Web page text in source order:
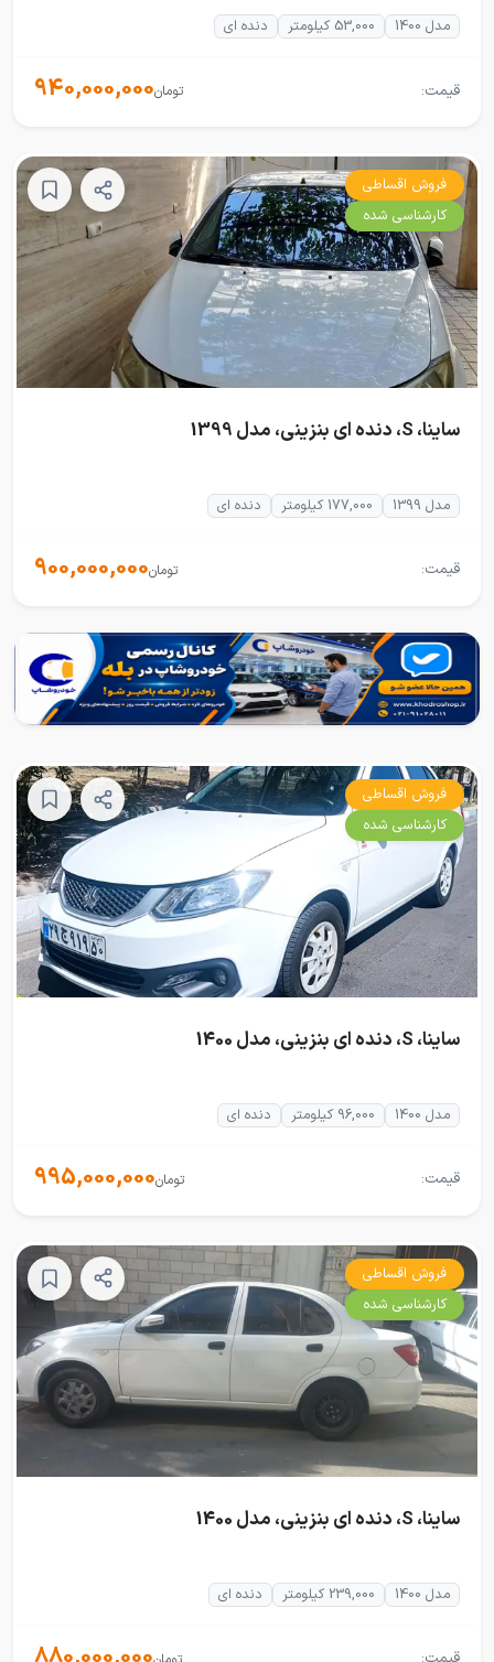
مدل 1400 53,000 کیلومتر دنده ای
قیمت: 940,000,000تومان
فروش اقساطی
کارشناسی شده
ساینا، S، دنده ای بنزینی، مدل 1399
مدل 1399 177,000 کیلومتر دنده ای
قیمت: 900,000,000تومان
فروش اقساطی
کارشناسی شده
ساینا، S، دنده ای بنزینی، مدل 1400
مدل 1400 96,000 کیلومتر دنده ای
قیمت: 995,000,000تومان
فروش اقساطی
کارشناسی شده
ساینا، S، دنده ای بنزینی، مدل 1400
مدل 1400 239,000 کیلومتر دنده ای